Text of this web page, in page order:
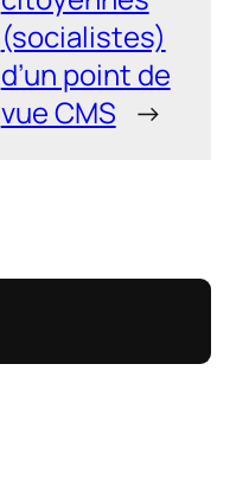
(socialistes)
d’un point de
vue CMS →